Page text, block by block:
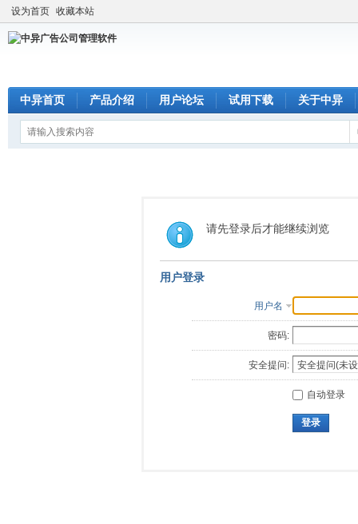
设为首页 收藏本站
中异首页 产品介绍 用户论坛 试用下载 关于中异
请先登录后才能继续浏览
用户登录
用户名
密码:
安全提问:
自动登录
登录